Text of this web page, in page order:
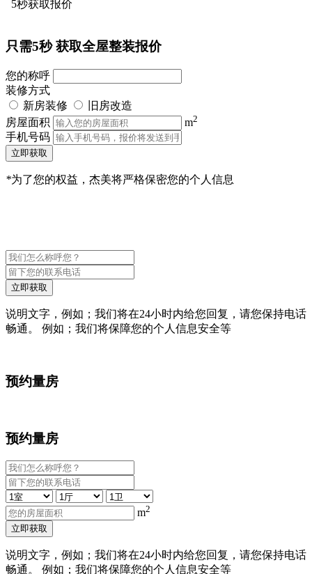
5秒获取报价
只需5秒获取全屋整装报价
您的称呼
装修方式
新房装修
旧房改造
房屋面积
m2
手机号码
立即获取
*为了您的权益，杰美将严格保密您的个人信息
立即获取
说明文字，例如；我们将在24小时内给您回复，请您保持电话
畅通。 例如；我们将保障您的个人信息安全等
预约量房
预约量房
m2
立即获取
说明文字，例如；我们将在24小时内给您回复，请您保持电话
畅通。 例如；我们将保障您的个人信息安全等